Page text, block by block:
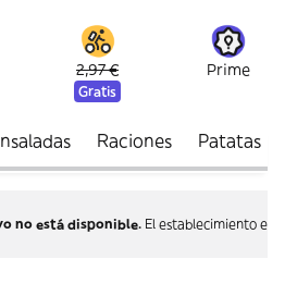
2,97 €
Gratis
Prime
Raciones Patatas
no está disponible. El establecimiento